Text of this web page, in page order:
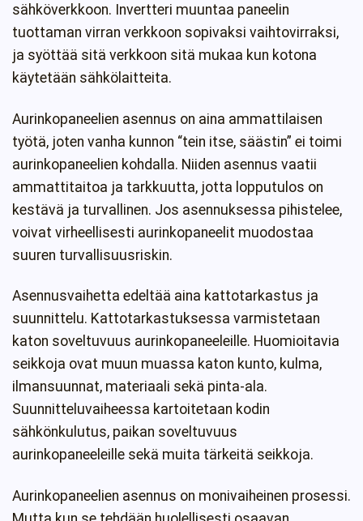
sähköverkkoon. Invertteri muuntaa paneelin
tuottaman virran verkkoon sopivaksi vaihtovirraksi,
ja syöttää sitä verkkoon sitä mukaa kun kotona
käytetään sähkölaitteita.
Aurinkopaneelien asennus on aina ammattilaisen
työtä, joten vanha kunnon “tein itse, säästin” ei toimi
aurinkopaneelien kohdalla. Niiden asennus vaatii
ammattitaitoa ja tarkkuutta, jotta lopputulos on
kestävä ja turvallinen. Jos asennuksessa pihistelee,
voivat virheellisesti aurinkopaneelit muodostaa
suuren turvallisuusriskin.
Asennusvaihetta edeltää aina kattotarkastus ja
suunnittelu. Kattotarkastuksessa varmistetaan
katon soveltuvuus aurinkopaneeleille. Huomioitavia
seikkoja ovat muun muassa katon kunto, kulma,
ilmansuunnat, materiaali sekä pinta-ala.
Suunnitteluvaiheessa kartoitetaan kodin
sähkönkulutus, paikan soveltuvuus
aurinkopaneeleille sekä muita tärkeitä seikkoja.
Aurinkopaneelien asennus on monivaiheinen prosessi.